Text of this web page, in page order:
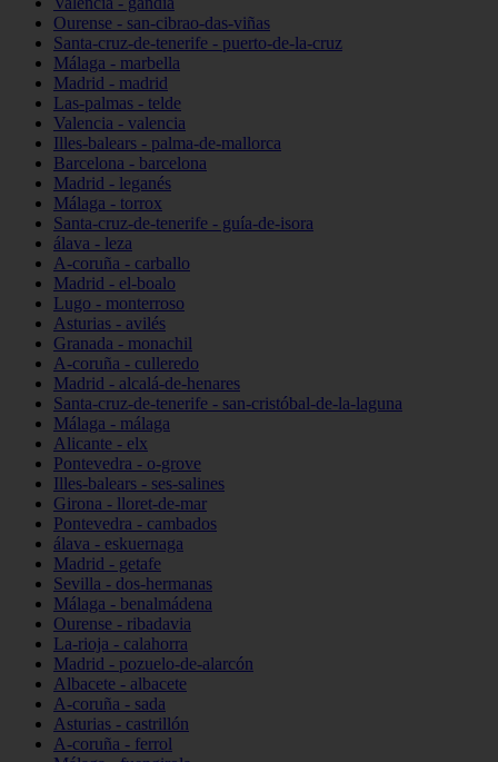
Ourense - san-cibrao-das-viñas
Santa-cruz-de-tenerife - puerto-de-la-cruz
Málaga - marbella
Madrid - madrid
Las-palmas - telde
Valencia - valencia
Illes-balears - palma-de-mallorca
Barcelona - barcelona
Madrid - leganés
Málaga - torrox
Santa-cruz-de-tenerife - guía-de-isora
álava - leza
A-coruña - carballo
Madrid - el-boalo
Lugo - monterroso
Asturias - avilés
Granada - monachil
A-coruña - culleredo
Madrid - alcalá-de-henares
Santa-cruz-de-tenerife - san-cristóbal-de-la-laguna
Málaga - málaga
Alicante - elx
Pontevedra - o-grove
Illes-balears - ses-salines
Girona - lloret-de-mar
Pontevedra - cambados
álava - eskuernaga
Madrid - getafe
Sevilla - dos-hermanas
Málaga - benalmádena
Ourense - ribadavia
La-rioja - calahorra
Madrid - pozuelo-de-alarcón
Albacete - albacete
A-coruña - sada
Asturias - castrillón
A-coruña - ferrol